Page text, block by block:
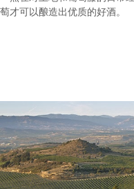
萄才可以酿造出优质的好酒。